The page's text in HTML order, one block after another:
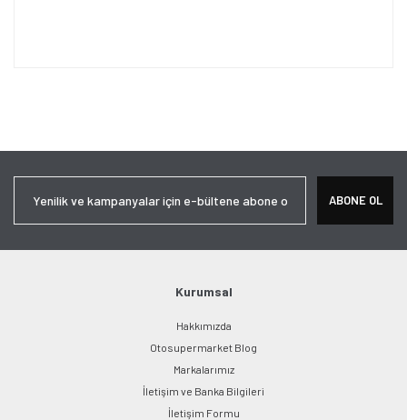
Ürün açıklamasında eksik bilgiler bulunuyor.
Bu ürüne benzer farklı alternatifler olmalı.
Gönder
ABONE OL
Kurumsal
Hakkımızda
Otosupermarket Blog
Markalarımız
İletişim ve Banka Bilgileri
İletişim Formu